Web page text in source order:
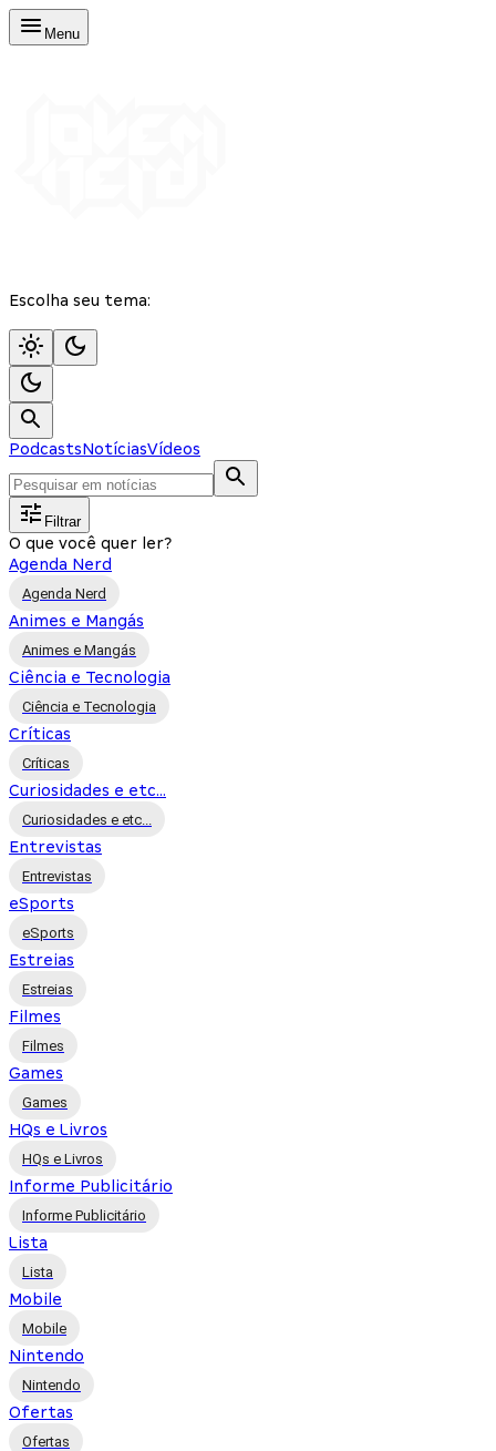
Menu
Escolha seu tema:
PodcastsNotíciasVídeos
Filtrar
O que você quer ler?
Agenda Nerd
Agenda Nerd
Animes e Mangás
Animes e Mangás
Ciência e Tecnologia
Ciência e Tecnologia
Críticas
Críticas
Curiosidades e etc...
Curiosidades e etc...
Entrevistas
Entrevistas
eSports
eSports
Estreias
Estreias
Filmes
Filmes
Games
Games
HQs e Livros
HQs e Livros
Informe Publicitário
Informe Publicitário
Lista
Lista
Mobile
Mobile
Nintendo
Nintendo
Ofertas
Ofertas